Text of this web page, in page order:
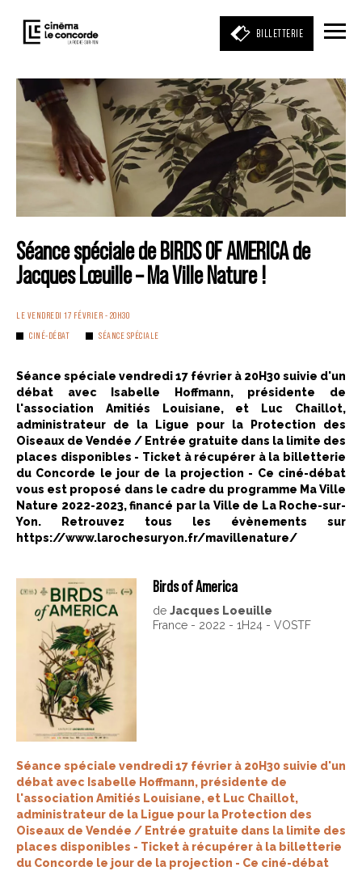
BILLETTERIE
Entrez votre mot clé
(film, réalisateur, acteur, événement)
Séance spéciale de BIRDS OF AMERICA de
Jacques Lœuille – Ma Ville Nature !
LE VENDREDI 17 FÉVRIER - 20H30
CINÉ-DÉBAT
SÉANCE SPÉCIALE
Séance spéciale vendredi 17 février à 20H30 suivie d'un
débat avec Isabelle Hoffmann, présidente de
l'association Amitiés Louisiane, et Luc Chaillot,
administrateur de la Ligue pour la Protection des
Oiseaux de Vendée / Entrée gratuite dans la limite des
places disponibles - Ticket à récupérer à la billetterie
du Concorde le jour de la projection - Ce ciné-débat
vous est proposé dans le cadre du programme Ma Ville
Nature 2022-2023, financé par la Ville de La Roche-sur-
Yon. Retrouvez tous les évènements sur
https://www.larochesuryon.fr/mavillenature/
Birds of America
de Jacques Loeuille
France - 2022 - 1H24 - VOSTF
Séance spéciale vendredi 17 février à 20H30 suivie d'un
débat avec Isabelle Hoffmann, présidente de
l'association Amitiés Louisiane, et Luc Chaillot,
administrateur de la Ligue pour la Protection des
Oiseaux de Vendée / Entrée gratuite dans la limite des
places disponibles - Ticket à récupérer à la billetterie
du Concorde le jour de la projection - Ce ciné-débat